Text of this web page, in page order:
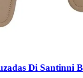
Di Santinni